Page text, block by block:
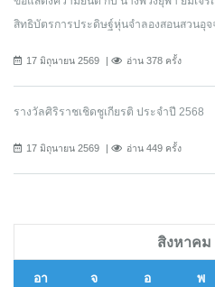
สิทธิบัตรการประดิษฐ์หุ่นจำลองสอนสวนอุจ
17 มิถุนายน 2569 อ่าน 378 ครั้ง
รางวัลศิริราชเชิดชูเกียรติ ประจำปี 2568
17 มิถุนายน 2569 อ่าน 449 ครั้ง
สิงหาคม
อา จ อ พ